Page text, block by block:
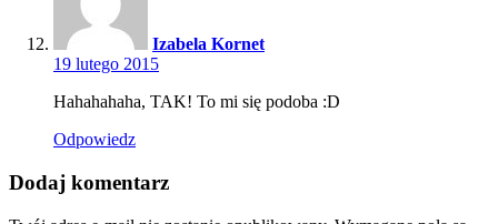
Izabela Kornet
19 lutego 2015
Hahahahaha, TAK! To mi się podoba :D
Odpowiedz
Dodaj komentarz